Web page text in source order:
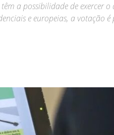
a possibilidade de exercer
e europeias, a votação é